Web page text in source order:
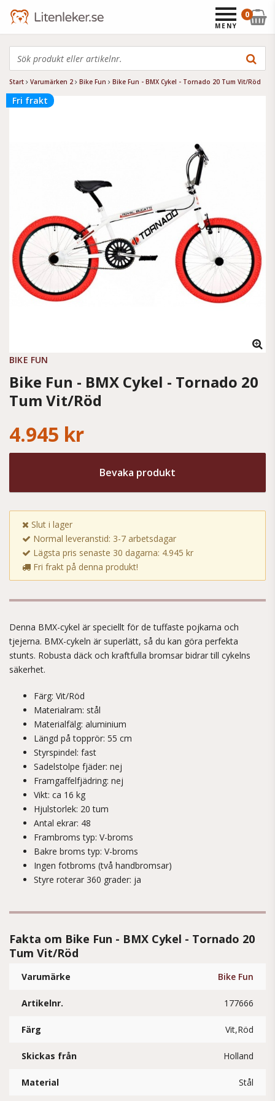
Start Varumärken 2 Bike Fun Bike Fun - BMX Cykel - Tornado 20 Tum Vit/Röd
Fri frakt
BIKE FUN
Bike Fun - BMX Cykel - Tornado 20
Tum Vit/Röd
4.945 kr
Bevaka produkt
Slut i lager
Normal leveranstid: 3-7 arbetsdagar
Lägsta pris senaste 30 dagarna: 4.945 kr
Fri frakt på denna produkt!
Denna BMX-cykel är speciellt för de tuffaste pojkarna och
tjejerna. BMX-cykeln är superlätt, så du kan göra perfekta
stunts. Robusta däck och kraftfulla bromsar bidrar till cykelns
säkerhet.
Färg: Vit/Röd
Materialram: stål
Materialfälg: aluminium
Längd på topprör: 55 cm
Styrspindel: fast
Sadelstolpe fjäder: nej
Framgaffelfjädring: nej
Vikt: ca 16 kg
Hjulstorlek: 20 tum
Antal ekrar: 48
Frambroms typ: V-broms
Bakre broms typ: V-broms
Ingen fotbroms (två handbromsar)
Styre roterar 360 grader: ja
Fakta om Bike Fun - BMX Cykel - Tornado 20
Tum Vit/Röd
Varumärke Bike Fun
Artikelnr. 177666
Färg Vit,Röd
Skickas från Holland
Material Stål
0
MENY